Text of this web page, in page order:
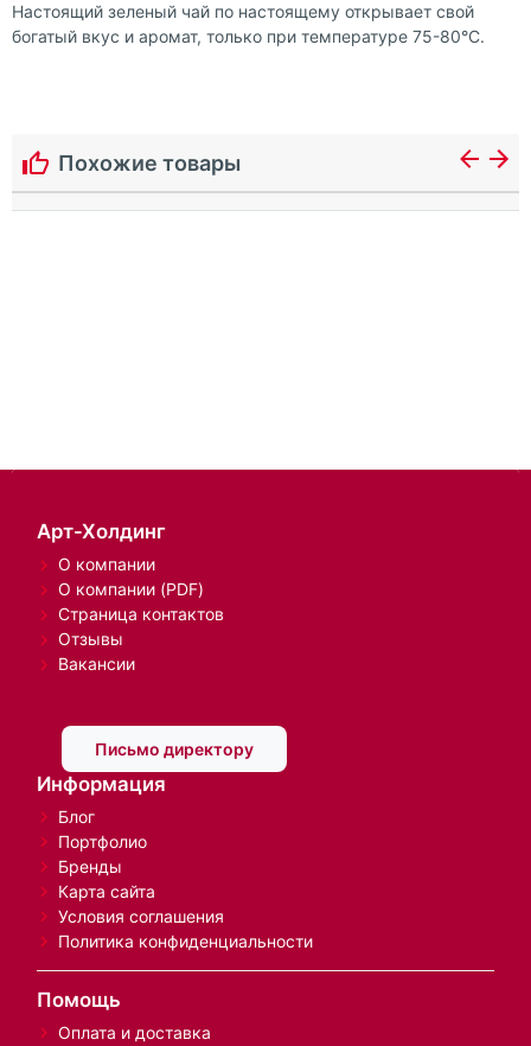
Настоящий зеленый чай по настоящему открывает свой
богатый вкус и аромат, только при температуре 75-80°С.
Похожие товары
Арт-Холдинг
О компании
О компании (PDF)
Страница контактов
Отзывы
Вакансии
Письмо директору
Информация
Блог
Портфолио
Бренды
Карта сайта
Условия соглашения
Политика конфиденциальности
Помощь
Оплата и доставка